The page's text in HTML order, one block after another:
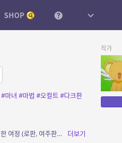
SHOP
#마녀 #마법 #오컬트#다크판
소개: 어느날 기억을 잃고 죽은 소녀 엘리스와 수상한 토끼 수인 남자 토니의 잃어버린 기억 되찾기 위한 여정 (로판, 여주판타지)
더보기
작가